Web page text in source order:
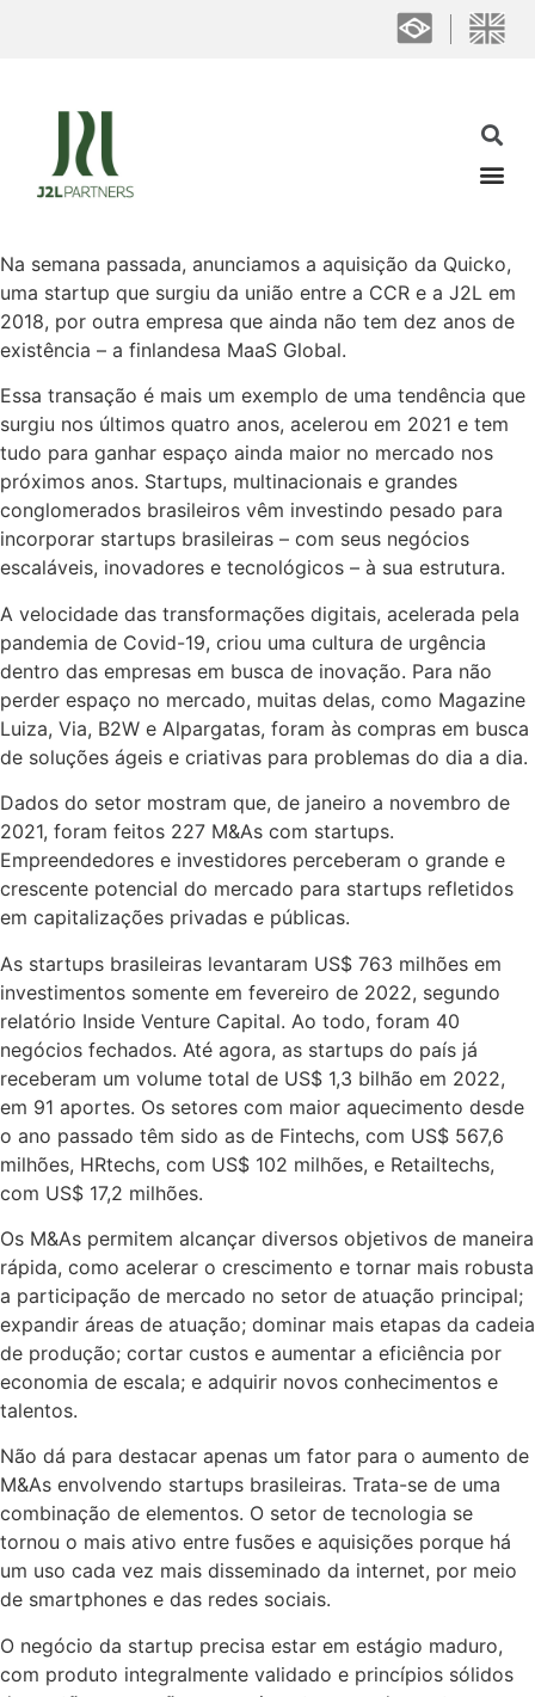
Na semana passada, anunciamos a aquisição da Quicko,
uma startup que surgiu da união entre a CCR e a J2L em
2018, por outra empresa que ainda não tem dez anos de
existência – a finlandesa MaaS Global.
Essa transação é mais um exemplo de uma tendência que
surgiu nos últimos quatro anos, acelerou em 2021 e tem
tudo para ganhar espaço ainda maior no mercado nos
próximos anos. Startups, multinacionais e grandes
conglomerados brasileiros vêm investindo pesado para
incorporar startups brasileiras – com seus negócios
escaláveis, inovadores e tecnológicos – à sua estrutura.
A velocidade das transformações digitais, acelerada pela
pandemia de Covid-19, criou uma cultura de urgência
dentro das empresas em busca de inovação. Para não
perder espaço no mercado, muitas delas, como Magazine
Luiza, Via, B2W e Alpargatas, foram às compras em busca
de soluções ágeis e criativas para problemas do dia a dia.
Dados do setor mostram que, de janeiro a novembro de
2021, foram feitos 227 M&As com startups.
Empreendedores e investidores perceberam o grande e
crescente potencial do mercado para startups refletidos
em capitalizações privadas e públicas.
As startups brasileiras levantaram US$ 763 milhões em
investimentos somente em fevereiro de 2022, segundo
relatório Inside Venture Capital. Ao todo, foram 40
negócios fechados. Até agora, as startups do país já
receberam um volume total de US$ 1,3 bilhão em 2022,
em 91 aportes. Os setores com maior aquecimento desde
o ano passado têm sido as de Fintechs, com US$ 567,6
milhões, HRtechs, com US$ 102 milhões, e Retailtechs,
com US$ 17,2 milhões.
Os M&As permitem alcançar diversos objetivos de maneira
rápida, como acelerar o crescimento e tornar mais robusta
a participação de mercado no setor de atuação principal;
expandir áreas de atuação; dominar mais etapas da cadeia
de produção; cortar custos e aumentar a eficiência por
economia de escala; e adquirir novos conhecimentos e
talentos.
Não dá para destacar apenas um fator para o aumento de
M&As envolvendo startups brasileiras. Trata-se de uma
combinação de elementos. O setor de tecnologia se
tornou o mais ativo entre fusões e aquisições porque há
um uso cada vez mais disseminado da internet, por meio
de smartphones e das redes sociais.
O negócio da startup precisa estar em estágio maduro,
com produto integralmente validado e princípios sólidos